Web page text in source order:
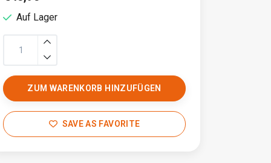
Auf Lager
ZUM WARENKORB HINZUFÜGEN
SAVE AS FAVORITE